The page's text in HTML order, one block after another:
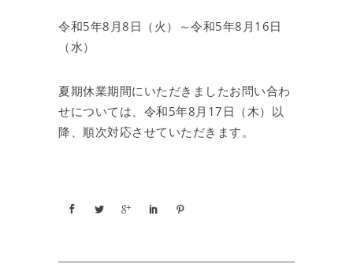
令和5年8月8日（火）～令和5年8月16日
（水）
夏期休業期間にいただきましたお問い合わ
せについては、令和5年8月17日（木）以
降、順次対応させていただきます。